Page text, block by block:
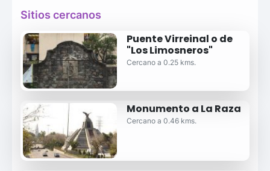
Sitios cercanos
Puente Virreinal o de
"Los Limosneros"
Cercano a 0.25 kms.
Monumento a La Raza
Cercano a 0.46 kms.